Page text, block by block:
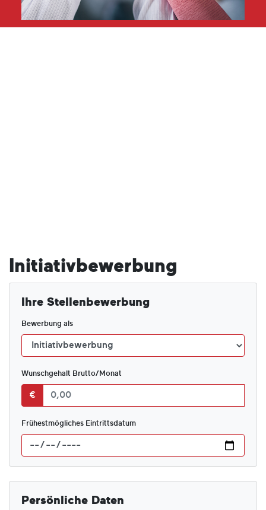
Initiativbewerbung
Ihre Stellenbewerbung
Bewerbung als
Wunschgehalt Brutto/Monat
€
Frühestmögliches Eintrittsdatum
Persönliche Daten